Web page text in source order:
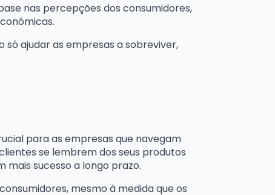
nas percepções dos consumidores,
ajudar as empresas a sobreviver,
para as empresas que navegam
se lembrem dos seus produtos
mais sucesso a longo prazo.
mesmo à medida que os